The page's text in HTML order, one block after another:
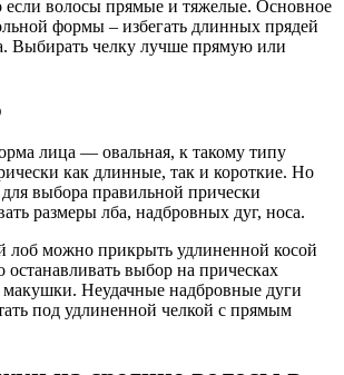
если волосы прямые и тяжелые. Основное
формы – избегать длинных прядей
Выбирать челку лучше прямую или
лица — овальная, к такому типу
как длинные, так и короткие. Но
выбора правильной прически
размеры лба, надбровных дуг, носа.
лоб можно прикрыть удлиненной косой
останавливать выбор на прическах
Неудачные надбровные дуги
под удлиненной челкой с прямым